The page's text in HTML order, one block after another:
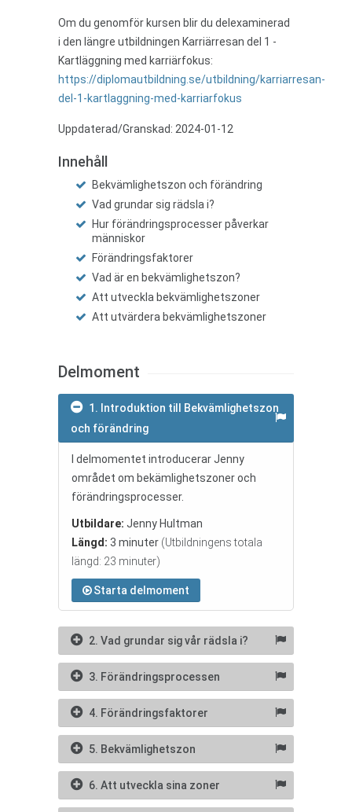
Om du genomför kursen blir du delexaminerad
i den längre utbildningen Karriärresan del 1 -
Kartläggning med karriärfokus:
https://diplomautbildning.se/utbildning/karriarresan-
del-1-kartlaggning-med-karriarfokus
Uppdaterad/Granskad: 2024-01-12
Innehåll
Bekvämlighetszon och förändring
Vad grundar sig rädsla i?
Hur förändringsprocesser påverkar
människor
Förändringsfaktorer
Vad är en bekvämlighetszon?
Att utveckla bekvämlighetszoner
Att utvärdera bekvämlighetszoner
Delmoment
1. Introduktion till Bekvämlighetszon
och förändring
I delmomentet introducerar Jenny
området om bekämlighetszoner och
förändringsprocesser.
Utbildare: Jenny Hultman
Längd: 3 minuter (Utbildningens totala
längd: 23 minuter)
Starta delmoment
2. Vad grundar sig vår rädsla i?
3. Förändringsprocessen
4. Förändringsfaktorer
5. Bekvämlighetszon
6. Att utveckla sina zoner